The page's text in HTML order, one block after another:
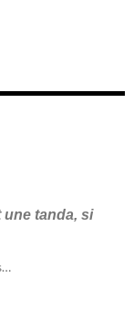
une tanda, si